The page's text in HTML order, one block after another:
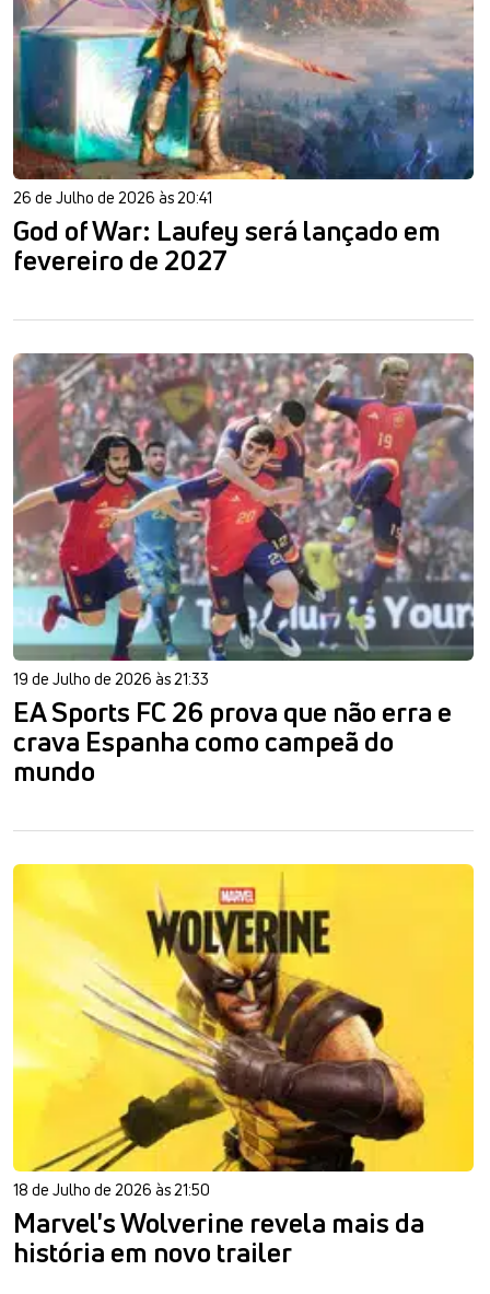
26 de Julho de 2026 às 20:41
God of War: Laufey será lançado em
fevereiro de 2027
19 de Julho de 2026 às 21:33
EA Sports FC 26 prova que não erra e
crava Espanha como campeã do
mundo
18 de Julho de 2026 às 21:50
Marvel's Wolverine revela mais da
história em novo trailer